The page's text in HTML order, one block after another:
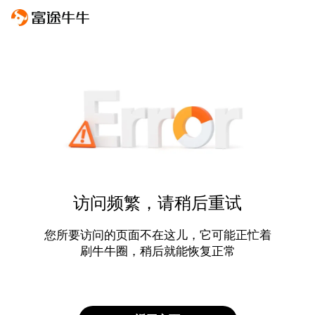
访问频繁，请稍后重试
您所要访问的页面不在这儿，它可能正忙着
刷牛牛圈，稍后就能恢复正常